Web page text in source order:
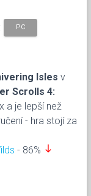
PC
Isles v
Scrolls 4:
a je lepší než
- hra stojí za
- 86% south